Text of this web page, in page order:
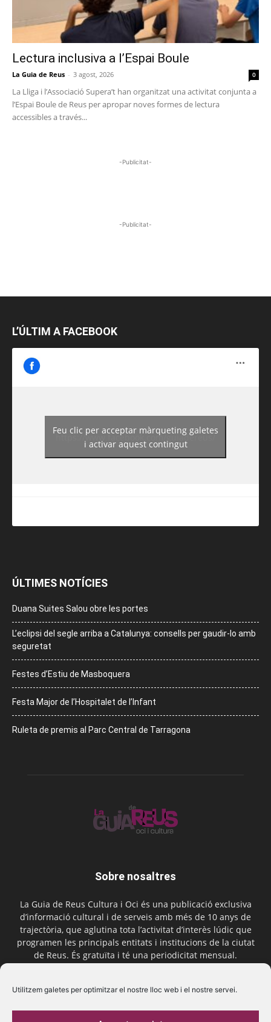
Utilitzem galetes per optimitzar el nostre lloc web i el nostre servei.
Lectura inclusiva a l’Espai Boule
La Guia de Reus - 3 agost, 2026 0
La Lliga i l’Associació Supera’t han organitzat una activitat conjunta a
l’Espai Boule de Reus per apropar noves formes de lectura
accessibles a través...
-Publicitat-
-Publicitat-
L’ÚLTIM A FACEBOOK
https://www.facebook.com/guiadereus/
Feu clic per acceptar màrqueting galetes
i activar aquest contingut
ÚLTIMES NOTÍCIES
Duana Suites Salou obre les portes
L’eclipsi del segle arriba a Catalunya: consells per gaudir-lo amb
seguretat
Festes d’Estiu de Masboquera
Festa Major de l’Hospitalet de l’Infant
Ruleta de premis al Parc Central de Tarragona
Sobre nosaltres
La Guia de Reus Cultura i Oci és una publicació exclusiva
d’informació cultural i de serveis amb més de 10 anys de
trajectòria, que aglutina tota l’activitat d’interès lúdic que
programen les principals entitats i institucions de la ciutat
de Reus. És gratuïta i té una periodicitat mensual.